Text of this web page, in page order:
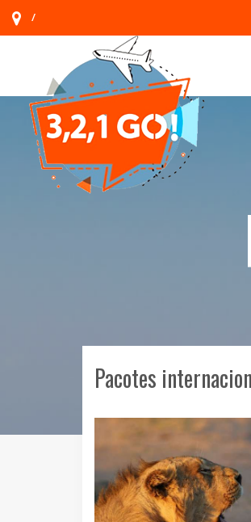
/
Pacotes